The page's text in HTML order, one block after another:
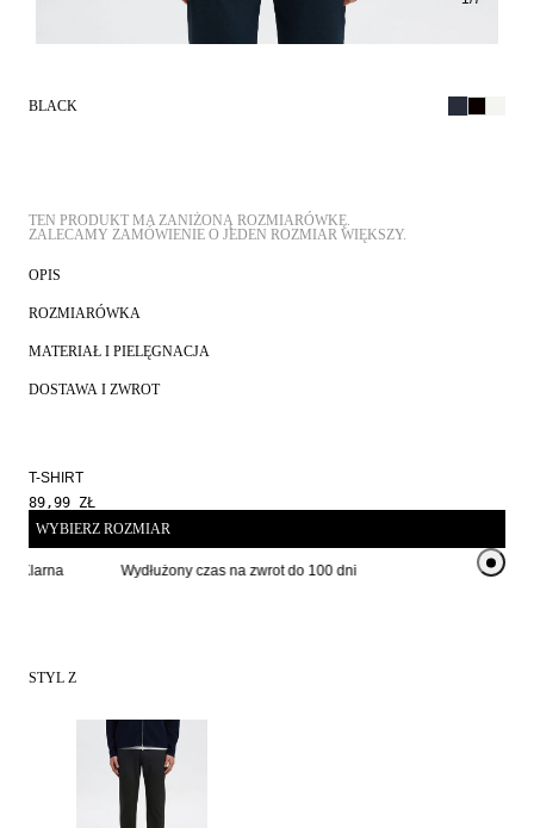
BLACK
TEN PRODUKT MA ZANIŻONĄ ROZMIARÓWKĘ.
OPIS
ROZMIARÓWKA
MATERIAŁ I PIELĘGNACJA
DOSTAWA I ZWROT
T-SHIRT
89,99 ZŁ
WYBIERZ ROZMIAR
Klarna Wydłużony czas na zwrot do 100 dni Kup teraz
STYL Z